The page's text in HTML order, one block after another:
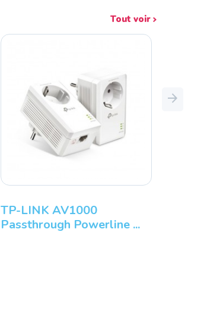
Tout voir
TP-LINK AV1000
Passthrough Powerline ...
Next